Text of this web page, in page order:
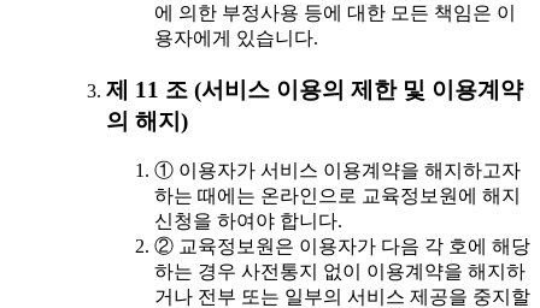
에 의한 부정사용 등에 대한 모든 책임은 이
용자에게 있습니다.
제 11 조 (서비스 이용의 제한 및 이용계약
의 해지)
① 이용자가 서비스 이용계약을 해지하고자
하는 때에는 온라인으로 교육정보원에 해지
신청을 하여야 합니다.
② 교육정보원은 이용자가 다음 각 호에 해당
하는 경우 사전통지 없이 이용계약을 해지하
거나 전부 또는 일부의 서비스 제공을 중지할